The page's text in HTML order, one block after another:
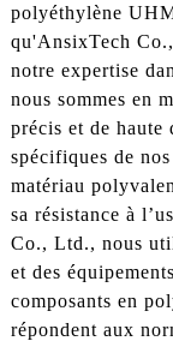
polyéthylène
qu'AnsixTech
notre expertise
nous sommes en
précis et de haute
spécifiques de
matériau
sa résistance à
Co., Ltd., nous
et des
composants en
répondent aux